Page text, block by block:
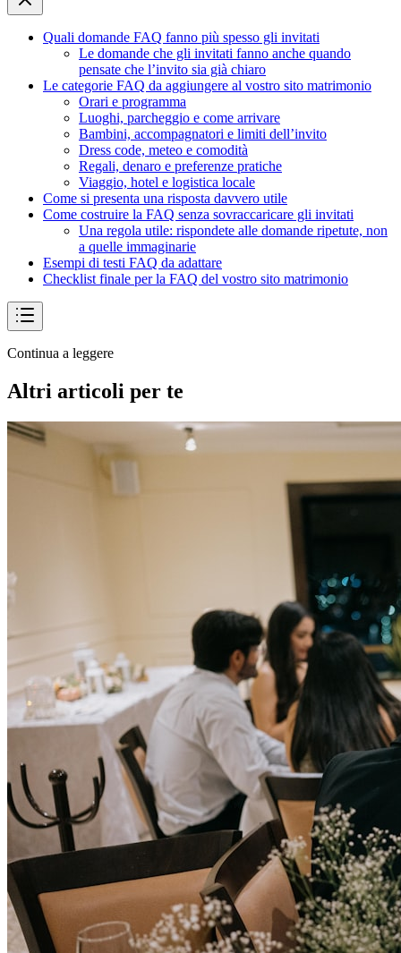
Quali domande FAQ fanno più spesso gli invitati
Le domande che gli invitati fanno anche quando
pensate che l’invito sia già chiaro
Le categorie FAQ da aggiungere al vostro sito matrimonio
Orari e programma
Luoghi, parcheggio e come arrivare
Bambini, accompagnatori e limiti dell’invito
Dress code, meteo e comodità
Regali, denaro e preferenze pratiche
Viaggio, hotel e logistica locale
Come si presenta una risposta davvero utile
Come costruire la FAQ senza sovraccaricare gli invitati
Una regola utile: rispondete alle domande ripetute, non
a quelle immaginarie
Esempi di testi FAQ da adattare
Checklist finale per la FAQ del vostro sito matrimonio
Continua a leggere
Altri articoli per te